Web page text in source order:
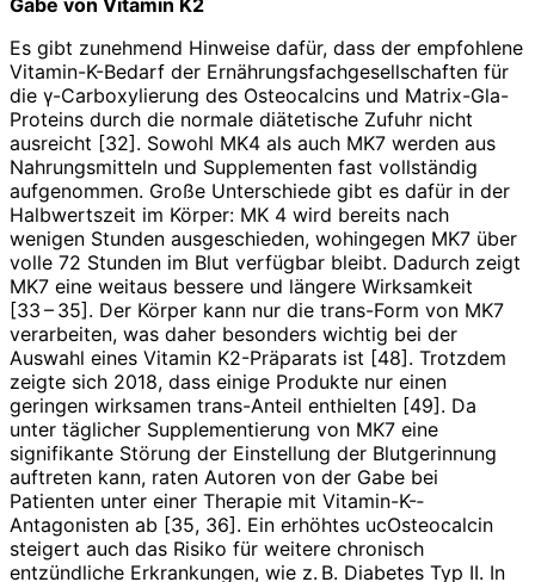
Es gibt zunehmend Hinweise dafür, dass der empfohlene
Vitamin-K-Bedarf der Ernährungsfachgesellschaften für
die γ-Carboxylierung des Osteocalcins und Matrix-Gla-
Proteins durch die normale diätetische Zufuhr nicht
ausreicht [32]. Sowohl MK4 als auch MK7 werden aus
Nahrungsmitteln und Supplementen fast vollständig
aufgenommen. Große Unterschiede gibt es dafür in der
Halbwertszeit im Körper: MK 4 wird bereits nach
wenigen Stunden ausgeschieden, wohingegen MK7 über
volle 72 Stunden im Blut verfügbar bleibt. Dadurch zeigt
MK7 eine weitaus bessere und längere Wirksamkeit
[33 – 35]. Der Körper kann nur die trans-Form von MK7
verarbeiten, was daher besonders wichtig bei der
Auswahl eines Vitamin K2-Präparats ist [48]. Trotzdem
zeigte sich 2018, dass einige Produkte nur einen
geringen wirksamen trans-Anteil enthielten [49]. Da
unter täglicher Supplementierung von MK7 eine
signifikante Störung der Einstellung der Blutgerinnung
auftreten kann, raten Autoren von der Gabe bei
Patienten unter einer Therapie mit Vitamin-­K-­
Antagonisten ab [35, 36]. Ein erhöhtes uc­Osteocalcin
steigert auch das Risiko für weitere chronisch
entzündliche Erkrankungen, wie z. B. Diabetes Typ II. In